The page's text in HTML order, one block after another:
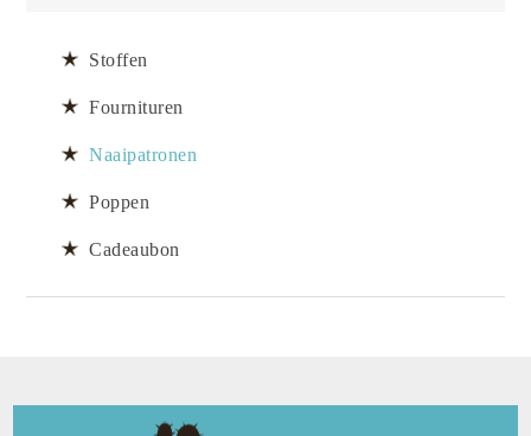
Stoffen
Fournituren
Naaipatronen
Poppen
Cadeaubon